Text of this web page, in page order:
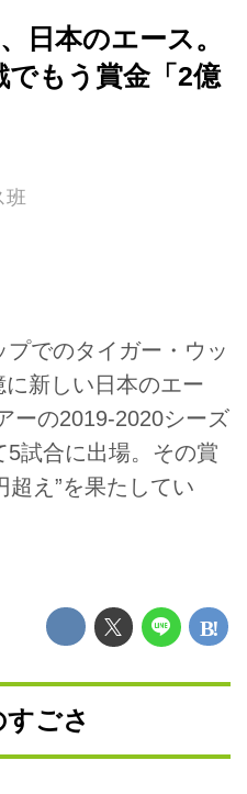
日本のエース。
もう賞金「2億
班
でのタイガー・ウッ
に新しい日本のエー
ーの2019-2020シーズ
試合に出場。その賞
え”を果たしてい
ごさ